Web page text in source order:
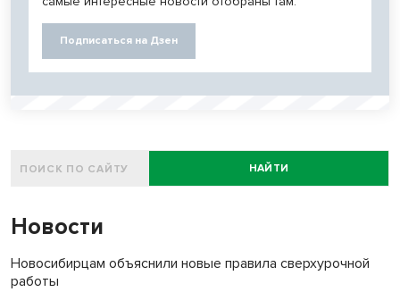
Подписаться на Дзен
НАЙТИ
Новости
Новосибирцам объяснили новые правила сверхурочной
работы